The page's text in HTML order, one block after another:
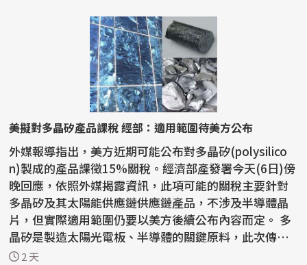
美擬對多晶矽產品課稅 經部：適用範圍待美方公布
外媒報導指出，美方近期可能公布對多晶矽(polysilico
n)製成的產品課徵15%關稅。經濟部產發署今天(6日)傍
晚回應，依照外媒揭露資訊，此項可能的關稅主要針對
多晶矽及其太陽能供應鏈供應鏈產品，不涉及半導體晶
片，但實際適用範圍仍要以美方後續公布內容而定。 多
晶矽是製造太陽光電板、半導體的關鍵原料，此次傳出
美方...
2 天